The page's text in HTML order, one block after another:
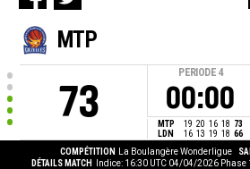
MTP
73
PERIODE 4
00:00
MTP 19 20 16 18 73
LDN
16 13 19 18 66
COMPÉTITION La Boulangère Wonderligue
DÉTAILS MATCH
Indice: 16:30 UTC 04/04/2026 Phase